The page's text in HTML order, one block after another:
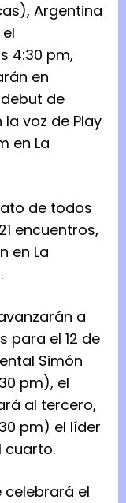
Argentina
4:30 pm,
en
de
voz de Play
en La
de todos
encuentros,
en La
a
para el 12 de
Simón
pm), el
al tercero,
pm) el líder
cuarto.
celebrará el